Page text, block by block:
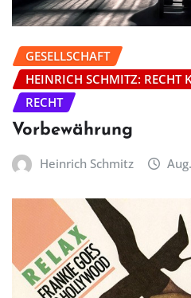
GESELLSCHAFT
HEINRICH SCHMITZ: RECHT
RECHT
Vorbewährung
Heinrich Schmitz